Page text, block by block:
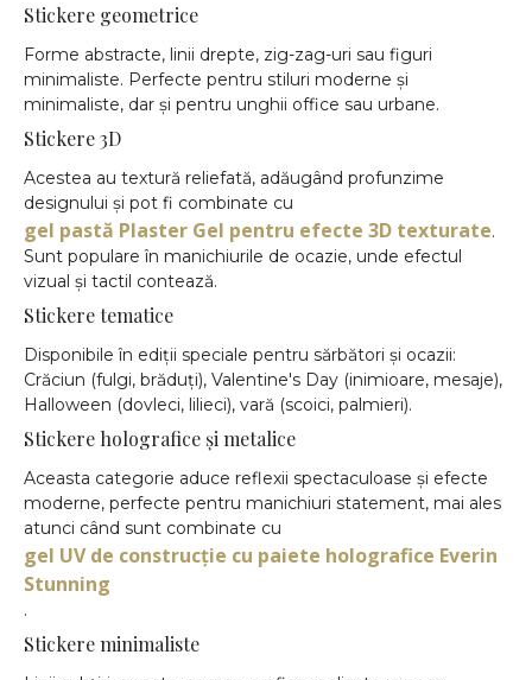
Stickere geometrice
Forme abstracte, linii drepte, zig-zag-uri sau figuri
minimaliste. Perfecte pentru stiluri moderne și
minimaliste, dar și pentru unghii office sau urbane.
Stickere 3D
Acestea au textură reliefată, adăugând profunzime
designului și pot fi combinate cu
gel pastă Plaster Gel pentru efecte 3D texturate.
Sunt populare în manichiurile de ocazie, unde efectul
vizual și tactil contează.
Stickere tematice
Disponibile în ediții speciale pentru sărbători și ocazii:
Crăciun (fulgi, brăduți), Valentine's Day (inimioare, mesaje),
Halloween (dovleci, lilieci), vară (scoici, palmieri).
Stickere holografice și metalice
Aceasta categorie aduce reflexii spectaculoase și efecte
moderne, perfecte pentru manichiuri statement, mai ales
atunci când sunt combinate cu
gel UV de construcție cu paiete holografice Everin
Stunning
.
Stickere minimaliste